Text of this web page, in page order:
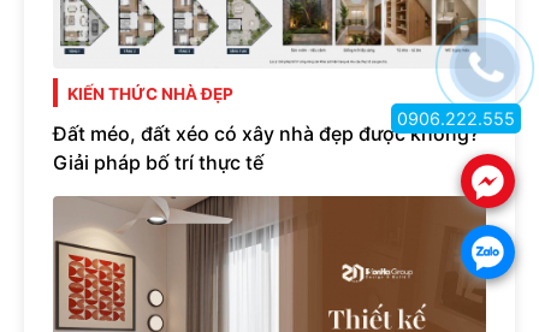
KIẾN THỨC NHÀ ĐẸP
Đất méo, đất xéo có xây nhà đẹp được không?
Giải pháp bố trí thực tế
.
.
0906.222.555